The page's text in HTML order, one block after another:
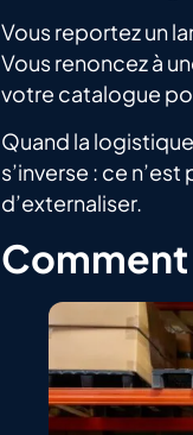
Vous reportez un
Vous renoncez à
votre catalogue
Quand la
s’inverse : ce
d’externaliser.
Comment